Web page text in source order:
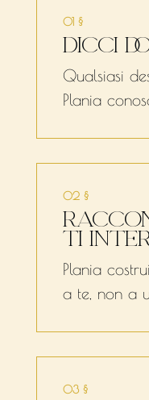
01 §
DICCI
Qualsiasi
Plania
02 §
TI
Plania
a te, non a
03 §